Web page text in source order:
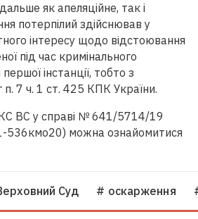
як апеляційне, так і
потерпілий здійснював у
інтересу щодо відстоювання
під час кримінального
інстанції, тобто з
7 ч. 1 ст. 425 КПК України.
ВС у справі № 641/5714/19
можна ознайомитися
Суд # оскарження